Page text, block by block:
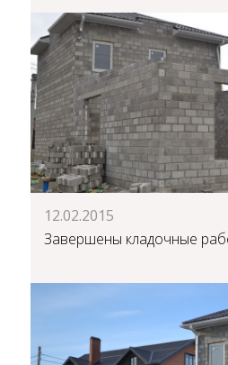
12.02.2015
Завершены кладочные